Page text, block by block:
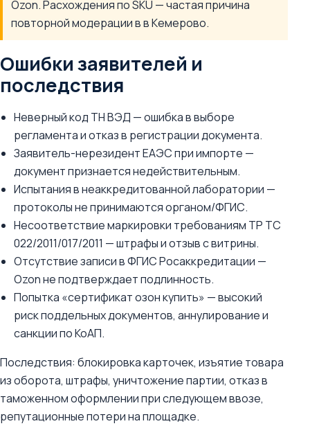
Ozon. Расхождения по SKU — частая причина
повторной модерации в в Кемерово.
Ошибки заявителей и
последствия
Неверный код ТН ВЭД — ошибка в выборе
регламента и отказ в регистрации документа.
Заявитель-нерезидент ЕАЭС при импорте —
документ признается недействительным.
Испытания в неаккредитованной лаборатории —
протоколы не принимаются органом/ФГИС.
Несоответствие маркировки требованиям ТР ТС
022/2011/017/2011 — штрафы и отзыв с витрины.
Отсутствие записи в ФГИС Росаккредитации —
Ozon не подтверждает подлинность.
Попытка «сертификат озон купить» — высокий
риск поддельных документов, аннулирование и
санкции по КоАП.
Последствия: блокировка карточек, изъятие товара
из оборота, штрафы, уничтожение партии, отказ в
таможенном оформлении при следующем ввозе,
репутационные потери на площадке.